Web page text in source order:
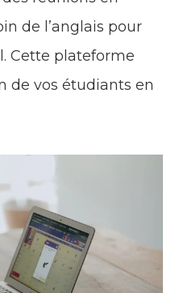
de l’anglais pour
Cette plateforme
de vos étudiants en